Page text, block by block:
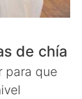
de chía
para que